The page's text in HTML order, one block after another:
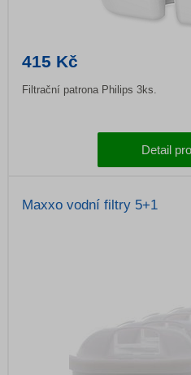
415 Kč
Filtrační patrona Philips 3ks.
Detail
Maxxo vodní filtry 5+1